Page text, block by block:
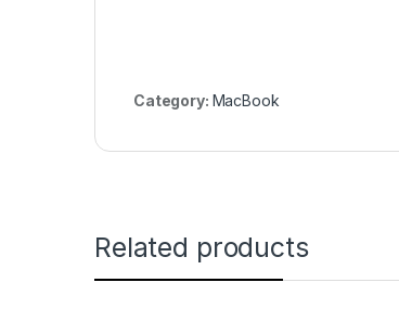
Category: MacBook
Related products